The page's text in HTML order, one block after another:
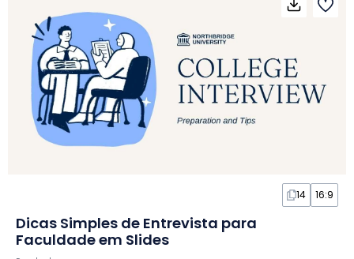
14 16:9
Dicas Simples de Entrevista para
Faculdade em Slides